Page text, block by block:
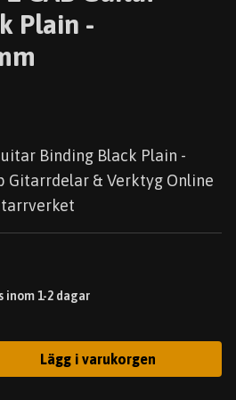
Plain -
Binding Black Plain -
Gitarrdelar & Verktyg Online
inom 1-2 dagar
Lägg i varukorgen